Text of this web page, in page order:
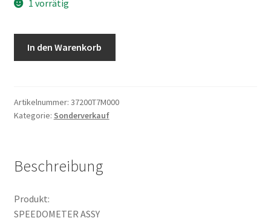
1 vorrätig
In den Warenkorb
Artikelnummer: 37200T7M000
Kategorie: Sonderverkauf
Beschreibung
Produkt:
SPEEDOMETER ASSY